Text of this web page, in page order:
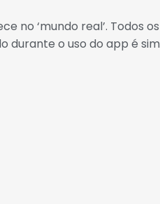
no ‘mundo real’. Todos os
durante o uso do app é sim